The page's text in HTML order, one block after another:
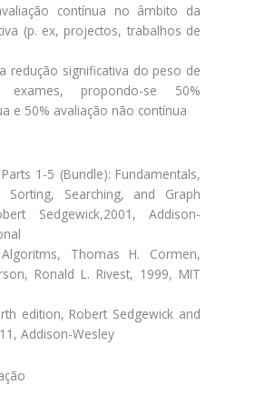
contínua no âmbito da
(p. ex, projectos, trabalhos de
redução significativa do peso de
exames, propondo-se 50%
e 50% avaliação não contínua
1-5 (Bundle): Fundamentals,
Sorting, Searching, and Graph
Sedgewick,2001, Addison-
Thomas H. Cormen,
Ronald L. Rivest, 1999, MIT
edition, Robert Sedgewick and
Addison-Wesley